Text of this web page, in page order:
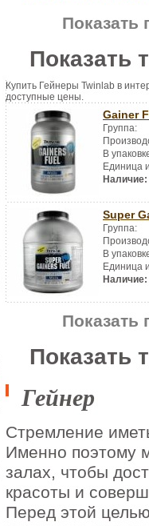
Показать
Показать
Купить Гейнеры Twinlab в
доступные цены.
Gainer
Группа:
В
Единица
Наличие:
Super
Группа:
В
Единица
Наличие:
Показать
Показать
Гейнер
Стремление
Именно поэтому
залах, чтобы
красоты и
Перед этой